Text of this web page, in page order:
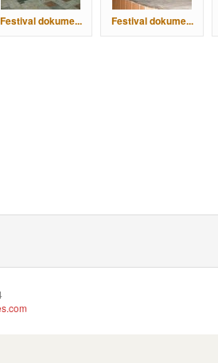
Festival dokume... Festival dokume...